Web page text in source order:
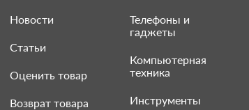
Новости
Статьи
Оценить товар
Возврат товара
Телефоны и
гаджеты
Компьютерная
техника
Инструменты